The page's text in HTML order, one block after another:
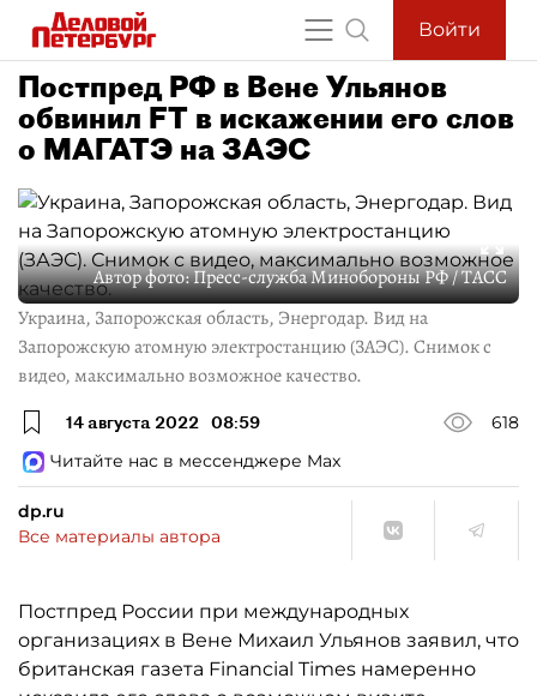
Войти
Постпред РФ в Вене Ульянов
обвинил FT в искажении его слов
о МАГАТЭ на ЗАЭС
Автор фото:Пресс-служба Минобороны РФ / ТАСС
Украина, Запорожская область, Энергодар. Вид на
Запорожскую атомную электростанцию (ЗАЭС). Снимок с
видео, максимально возможное качество.
14 августа 2022 08:59
618
Читайте нас в мессенджере Max
dp.ru
Все материалы автора
Постпред России при международных
организациях в Вене Михаил Ульянов заявил, что
британская газета Financial Times намеренно